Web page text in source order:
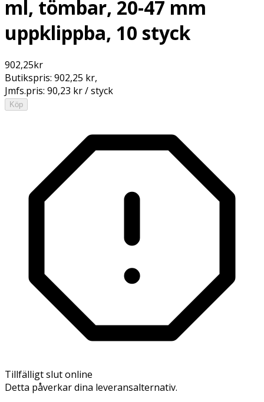
ml, tömbar, 20-47 mm
uppklippba, 10 styck
902,25kr
Butikspris: 902,25 kr,
Jmfs.pris: 90,23 kr / styck
Köp
Tillfälligt slut online
Detta påverkar dina leveransalternativ.